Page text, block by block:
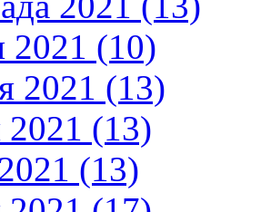
2021 (10)
2021 (13)
2021 (13)
(13)